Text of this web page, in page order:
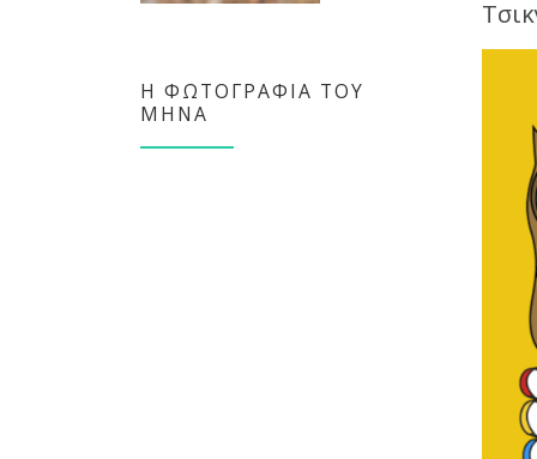
Η ΦΩΤΟΓΡΑΦΊΑ ΤΟΥ
ΜΉΝΑ